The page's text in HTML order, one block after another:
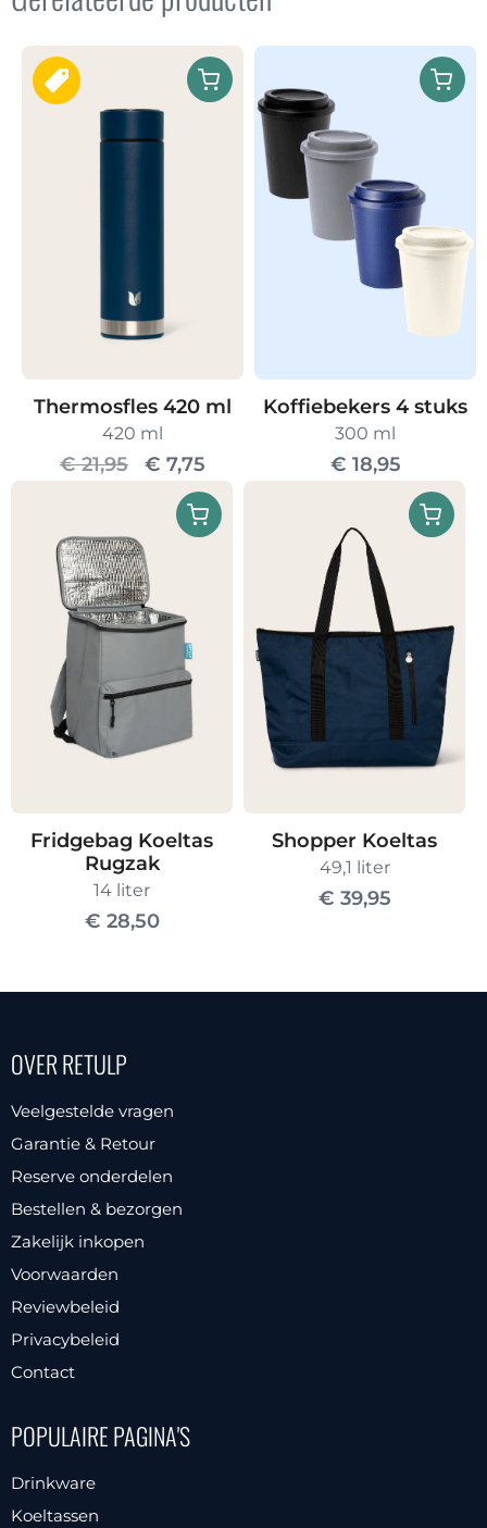
Thermosfles 420 ml
420 ml
€21,95
Oorspronkelijke
prijs
was:
€ 21,95.
€ 7,75
prijs
is:
Koffiebekers 4 stuks
300 ml
€ 18,95
Fridgebag Koeltas
Rugzak
14 liter
€ 28,50
Shopper Koeltas
49,1 liter
€ 39,95
OVER RETULP
Veelgestelde vragen
Garantie & Retour
Reserve onderdelen
Bestellen & bezorgen
Zakelijk inkopen
Voorwaarden
Reviewbeleid
Privacybeleid
Contact
POPULAIRE PAGINA'S
Drinkware
Koeltassen